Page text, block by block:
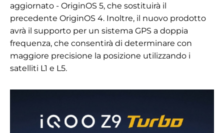
aggiornato - OriginOS 5, che sostituirà il
precedente OriginOS 4. Inoltre, il nuovo prodotto
avrà il supporto per un sistema GPS a doppia
frequenza, che consentirà di determinare con
maggiore precisione la posizione utilizzando i
satelliti L1 e L5.